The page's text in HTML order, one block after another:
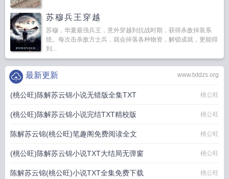
苏穆兵王穿越
苏穆，华夏最强兵王，意外穿越到抗战时期，获得杀敌掉装系
统。每次击杀敌方士兵，就会掉落各种物资，解锁成就，更能得
到...
www.txtdzs.org
最新更新
(桃公旺)陈解苏云锦小说无错版全集TXT 桃公旺
(桃公旺)陈解苏云锦小说完结TXT精校版 桃公旺
陈解苏云锦(桃公旺)笔趣阁免费阅读全文 桃公旺
(桃公旺)陈解苏云锦小说TXT大结局无弹窗 桃公旺
陈解苏云锦(桃公旺)小说TXT全集免费下载 桃公旺